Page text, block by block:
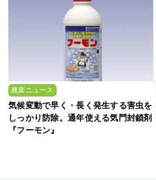
農業ニュース
気候変動で早く・長く発生する害虫を
しっかり防除。通年使える気門封鎖剤
『フーモン』